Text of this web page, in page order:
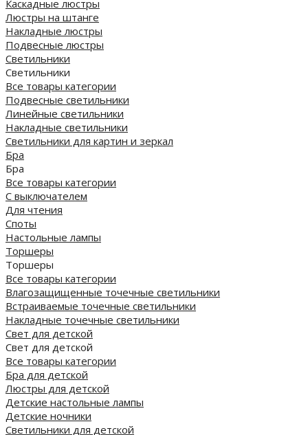
Каскадные люстры
Люстры на штанге
Накладные люстры
Подвесные люстры
Светильники
Светильники
Все товары категории
Подвесные светильники
Линейные светильники
Накладные светильники
Светильники для картин и зеркал
Бра
Бра
Все товары категории
С выключателем
Для чтения
Споты
Настольные лампы
Торшеры
Торшеры
Все товары категории
Влагозащищенные точечные светильники
Встраиваемые точечные светильники
Накладные точечные светильники
Свет для детской
Свет для детской
Все товары категории
Бра для детской
Люстры для детской
Детские настольные лампы
Детские ночники
Светильники для детской